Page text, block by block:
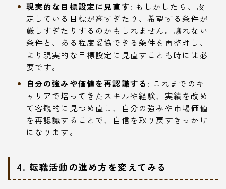
現実的な目標設定に見直す: もしかしたら、設
定している目標が高すぎたり、希望する条件が
厳しすぎたりするのかもしれません。譲れない
条件と、ある程度妥協できる条件を再整理し、
より現実的な目標設定に見直すことも時には必
要です。
自分の強みや価値を再認識する: これまでのキ
ャリアで培ってきたスキルや経験、実績を改め
て客観的に見つめ直し、自分の強みや市場価値
を再認識することで、自信を取り戻すきっかけ
になります。
4. 転職活動の進め方を変えてみる